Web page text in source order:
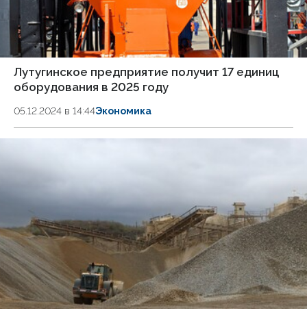
Лутугинское предприятие получит 17 единиц
оборудования в 2025 году
05.12.2024 в 14:44Экономика